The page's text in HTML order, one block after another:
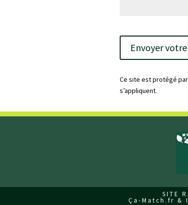
e
i
l
e
l
Ce site est protégé par
s’appliquent.
SITE
Ça-Match.fr &